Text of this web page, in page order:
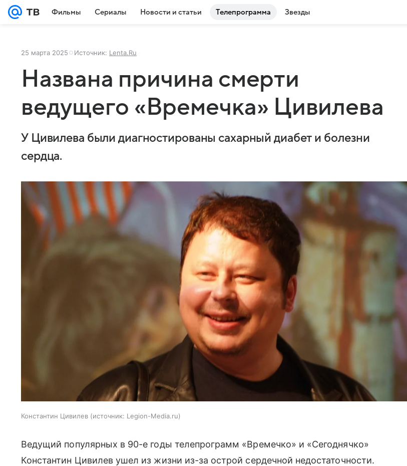
Фильмы Сериалы Новости и статьи Телепрограмма Звезды
25 марта 2025 Источник: Lenta.Ru
Названа причина смерти
ведущего «Времечка» Цивилева
У Цивилева были диагностированы сахарный диабет и болезни
сердца.
Константин Цивилев источник: Legion-Media.ru
Ведущий популярных в 90-е годы телепрограмм «Времечко» и «Сегоднячко»
Константин Цивилев ушел из жизни из-за острой сердечной недостаточности.